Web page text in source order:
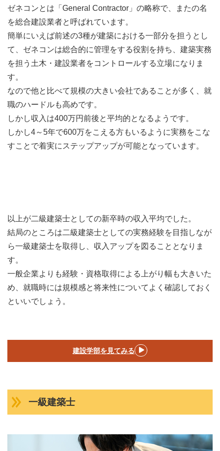
ゼネコンとは「General Contractor」の略称で、またの名
を総合建設業者と呼ばれています。
簡単にいえば前述の3種が建築における一部分を担うとし
て、ゼネコンは総合的に管理をする役割を持ち、建築実務
を担う土木・建設業者をコントロールする立場になりま
す。
なので他と比べて規模の大きい会社であることが多く、就
職のハードルも高めです。
しかし収入は400万円前後と平均的となるようです。
しかし4～5年で600万をこえる方もいるように実務をこな
すことで着実にステップアップが可能となっています。
以上が二級建築士としての新卒時の収入平均でした。
結局のところは二級建築士としての実務経験を目指しなが
ら一級建築士を取得し、収入アップを図ることとなりま
す。
一般企業よりも経験・資格取得による上がり幅も大きいた
め、就職時には規模感と将来性についてよく確認しておく
といいでしょう。
建設学部を見てみる
一級建築士